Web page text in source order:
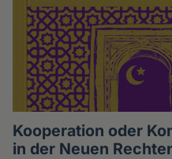
Kooperation oder
in der Neuen